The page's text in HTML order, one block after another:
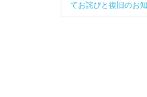
てお詫びと復旧のお